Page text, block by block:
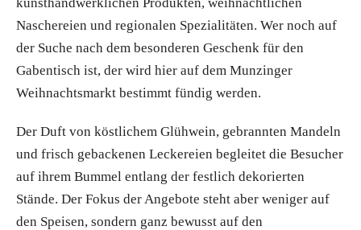
Naschereien und regionalen Spezialitäten. Wer noch auf
der Suche nach dem besonderen Geschenk für den
Gabentisch ist, der wird hier auf dem Munzinger
Weihnachtsmarkt bestimmt fündig werden.
Der Duft von köstlichem Glühwein, gebrannten Mandeln
und frisch gebackenen Leckereien begleitet die Besucher
auf ihrem Bummel entlang der festlich dekorierten
Stände. Der Fokus der Angebote steht aber weniger auf
den Speisen, sondern ganz bewusst auf den